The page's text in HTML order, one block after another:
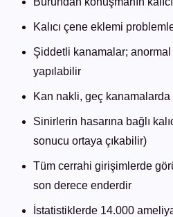
Kalıcı çene eklemi
Şiddetli kanamalar; anormal
yapılabilir
Kan nakli, geç
Sinirlerin hasarına bağlı
sonucu ortaya çıkabilir)
Tüm cerrahi girişimlerde
son derece enderdir
İstatistiklerde 14.000